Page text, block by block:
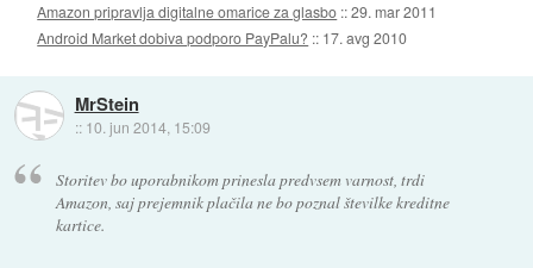
Amazon pripravlja digitalne omarice za glasbo ::29. mar 2011
Android Market dobiva podporo PayPalu? :: 17. avg 2010
MrStein
:: 10. jun 2014, 15:09
Storitev bo uporabnikom prinesla predvsem varnost, trdi
Amazon, saj prejemnik plačila ne bo poznal številke kreditne
kartice.